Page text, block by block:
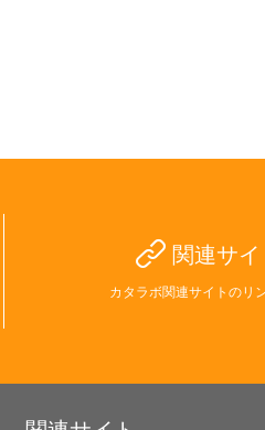
関連サイ
カタラボ関連サイトのリ